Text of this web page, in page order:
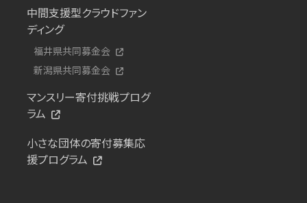
中間支援型クラウドファン
ディング
福井県共同募金会
新潟県共同募金会
マンスリー寄付挑戦プログ
ラム
小さな団体の寄付募集応
援プログラム